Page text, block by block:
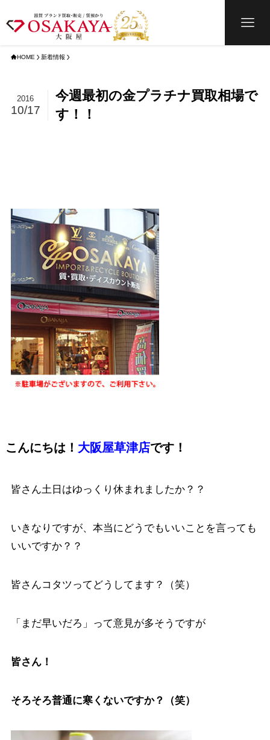
HOME 新着情報
今週最初の金プラチナ買取相場で
す！！
2016
10/17
こんにちは！ 大阪屋草津店です！
皆さん土日はゆっくり休まれましたか？？
いきなりですが、本当にどうでもいいことを言っても
いいですか？？
皆さんコタツってどうしてます？（笑）
「まだ早いだろ」って意見が多そうですが
皆さん！
そろそろ普通に寒くないですか？（笑）